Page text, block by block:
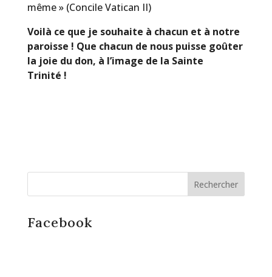
même » (Concile Vatican II)
Voilà ce que je souhaite à chacun et à notre
paroisse ! Que chacun de nous puisse goûter
la joie du don, à l’image de la Sainte
Trinité !
Facebook